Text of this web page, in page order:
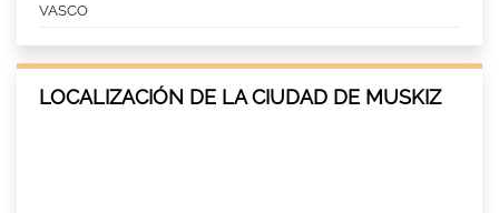
VASCO
LOCALIZACIÓN DE LA CIUDAD DE MUSKIZ